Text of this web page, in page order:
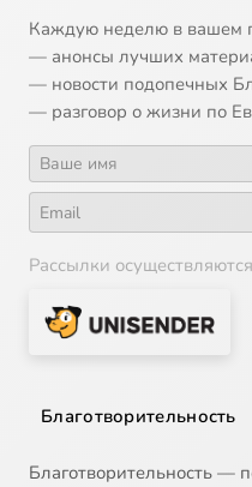
Каждую неделю в вашем
— анонсы лучших
— новости подопечных
— разговор о жизни по
Рассылки
Благотворительность
Благотворительность —